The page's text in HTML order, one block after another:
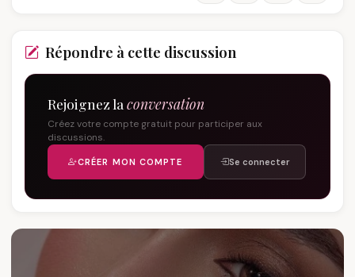
Répondre à cette discussion
Rejoignez la conversation
Créez votre compte gratuit pour participer aux
discussions.
CRÉER MON COMPTE Se connecter